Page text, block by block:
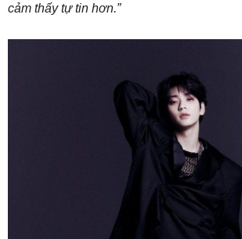
cảm thấy tự tin hơn.”